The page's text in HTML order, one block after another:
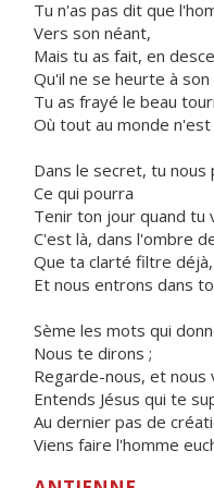
Tu n'as pas dit que
Vers son néant,
Mais tu as fait, en
Qu'il ne se heurte à son
Tu as frayé le beau
Où tout au monde n'est
Dans le secret, tu nous
Ce qui pourra
Tenir ton jour quand tu
C'est là, dans l'ombre
Que ta clarté filtre déjà,
Et nous entrons dans
Sème les mots qui
Nous te dirons ;
Regarde-nous, et nous
Entends Jésus qui te
Au dernier pas de
Viens faire l'homme